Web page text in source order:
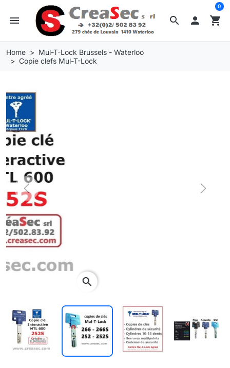
search
menu  shopping_cart
0
Home
Mul-T-Lock Brussels - Waterloo
Copie clefs Mul-T-Lock
Previous Next